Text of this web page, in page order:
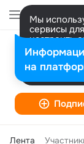
Мы
сервисы
настроить
Лента
на